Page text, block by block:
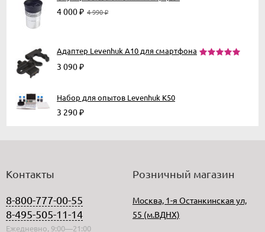
4 000₽ 4 990₽
Адаптер Levenhuk A10 для смартфона
3 090₽
Набор для опытов Levenhuk K50
3 290₽
Контакты
8-800-777-00-55
8-495-505-11-14
Ежедневно, 9:00—21:00
Розничный магазин
Москва, 1-я Останкинская ул,
55 (м.ВДНХ)